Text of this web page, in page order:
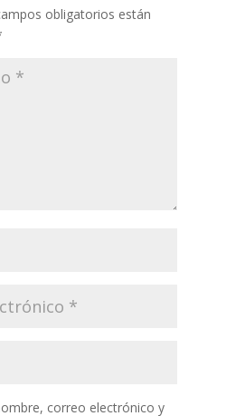
obligatorios están
correo electrónico y